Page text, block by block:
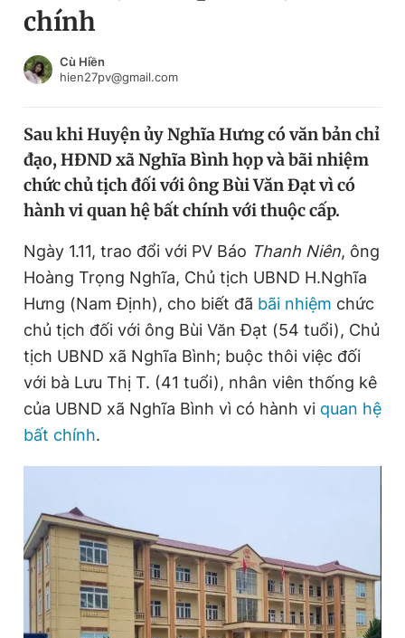
Chuyên mục khác
Chào ngày mới
Video Magazine
Sản phẩm khác
Tiện ích Bạn cần biết
Thông tin tòa soạn Liên hệ quảng cáo
Đọc Thanh Niên trên điện thoại
Theo dõi báo trên
Hotline Liên hệ quảng cáo
Đăng xuất
chính
Cù Hiền
hien27pv@gmail.com
Sau khi Huyện ủy Nghĩa Hưng có văn bản chỉ
đạo, HĐND xã Nghĩa Bình họp và bãi nhiệm
chức chủ tịch đối với ông Bùi Văn Đạt vì có
hành vi quan hệ bất chính với thuộc cấp.
Ngày 1.11, trao đổi với PV Báo Thanh Niên, ông
Hoàng Trọng Nghĩa, Chủ tịch UBND H.Nghĩa
Hưng (Nam Định), cho biết đã bãi nhiệm chức
chủ tịch đối với ông Bùi Văn Đạt (54 tuổi), Chủ
tịch UBND xã Nghĩa Bình; buộc thôi việc đối
với bà Lưu Thị T. (41 tuổi), nhân viên thống kê
của UBND xã Nghĩa Bình vì có hành vi quan hệ
bất chính.